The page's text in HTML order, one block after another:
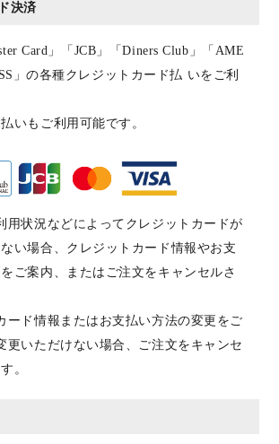
決済
Card」「JCB」「Diners Club」「AME
」の各種クレジットカード払 いをご利
いもご利用可能です。
用状況などによってクレジットカードが
い場合、クレジットカード情報やお支
ご案内、またはご注文をキャンセルさ
ード情報またはお支払い方法の変更をご
更いただけない場合、ご注文をキャンセ
。